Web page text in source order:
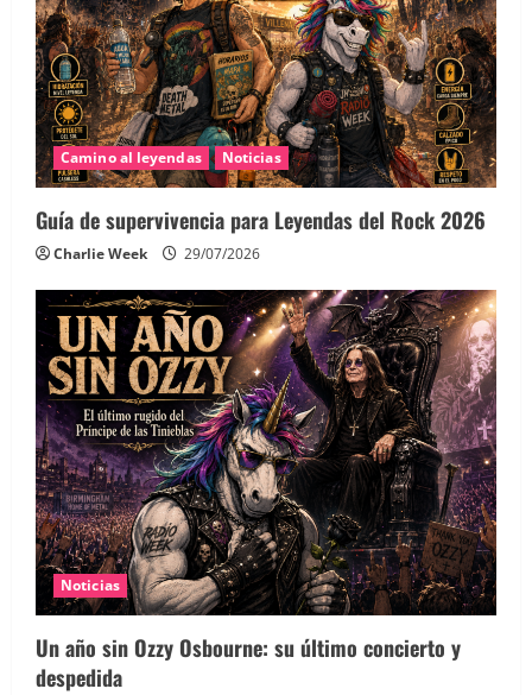
Camino al leyendas Noticias
Guía de supervivencia para Leyendas del Rock 2026
Charlie Week 29/07/2026
Noticias
Un año sin Ozzy Osbourne: su último concierto y
despedida